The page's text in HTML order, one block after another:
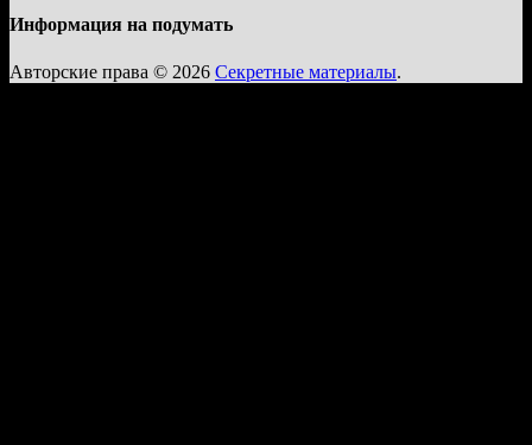
Информация на подумать
Авторские права © 2026 Секретные материалы.